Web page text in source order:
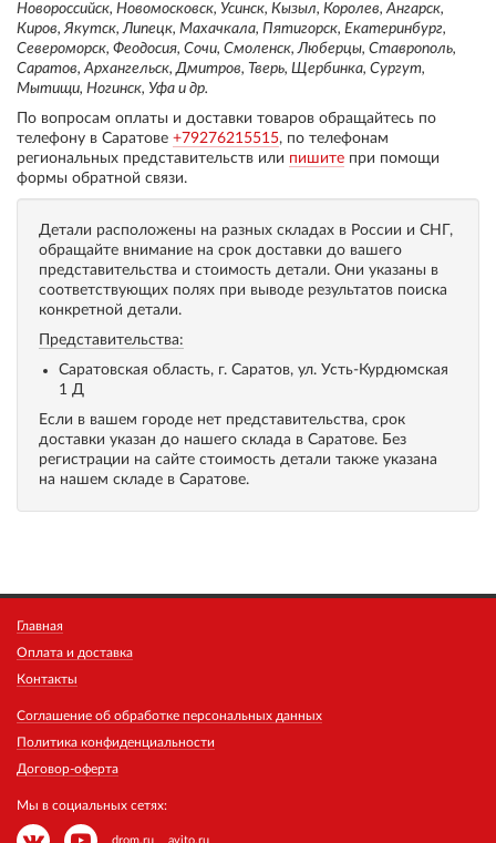
Новороссийск, Новомосковск, Усинск, Кызыл, Королев, Ангарск,
Киров, Якутск, Липецк, Махачкала, Пятигорск, Екатеринбург,
Североморск, Феодосия, Сочи, Смоленск, Люберцы, Ставрополь,
Саратов, Архангельск, Дмитров, Тверь, Щербинка, Сургут,
Мытищи, Ногинск, Уфа и др.
По вопросам оплаты и доставки товаров обращайтесь по
телефону в Саратове +79276215515, по телефонам
региональных представительств или пишите при помощи
формы обратной связи.
Детали расположены на разных складах в России и СНГ,
обращайте внимание на срок доставки до вашего
представительства и стоимость детали. Они указаны в
соответствующих полях при выводе результатов поиска
конкретной детали.
Представительства:
Саратовская область, г. Саратов, ул. Усть-Курдюмская
1 Д
Если в вашем городе нет представительства, срок
доставки указан до нашего склада в Саратове. Без
регистрации на сайте стоимость детали также указана
на нашем складе в Саратове.
Главная
Оплата и доставка
Контакты
Соглашение об обработке персональных данных
Политика конфиденциальности
Договор-оферта
Мы в социальных сетях:
drom.ru avito.ru